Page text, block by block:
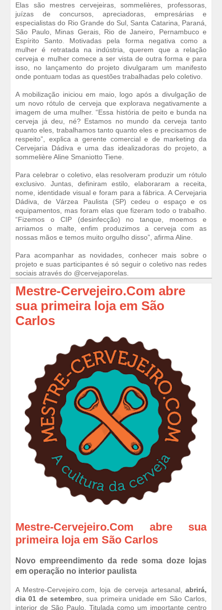
Elas são mestres cervejeiras, sommelières, professoras,
juízas de concursos, apreciadoras, empresárias e
especialistas do Rio Grande do Sul, Santa Catarina, Paraná,
São Paulo, Minas Gerais, Rio de Janeiro, Pernambuco e
Espírito Santo. Motivadas pela forma negativa como a
mulher é retratada na indústria, querem que a relação
cerveja e mulher comece a ser vista de outra forma e para
isso, no lançamento do projeto divulgaram um manifesto
onde pontuam todas as questões trabalhadas pelo coletivo.
A mobilização iniciou em maio, logo após a divulgação de
um novo rótulo de cerveja que explorava negativamente a
imagem de uma mulher. “Essa história de peito e bunda na
cerveja já deu, né? Estamos no mundo da cerveja tanto
quanto eles, trabalhamos tanto quanto eles e precisamos de
respeito”, explica a gerente comercial e de marketing da
Cervejaria Dádiva e uma das idealizadoras do projeto, a
sommelière Aline Smaniotto Tiene.
Para celebrar o coletivo, elas resolveram produzir um rótulo
exclusivo. Juntas, definiram estilo, elaboraram a receita,
nome, identidade visual e foram para a fábrica. A Cervejaria
Dádiva, de Várzea Paulista (SP) cedeu o espaço e os
equipamentos, mas foram elas que fizeram todo o trabalho.
“Fizemos o CIP (desinfecção) no tanque, moemos e
arriamos o malte, enfim produzimos a cerveja com as
nossas mãos e temos muito orgulho disso”, afirma Aline.
Para acompanhar as novidades, conhecer mais sobre o
projeto e suas participantes é só seguir o coletivo nas redes
sociais através do @cervejaporelas.
Mestre-Cervejeiro.Com abre
sua primeira loja em São
Carlos
Mestre-Cervejeiro.Com abre sua
primeira loja em São Carlos
Novo empreendimento da rede soma doze lojas
em operação no interior paulista
A Mestre-Cervejeiro.com, loja de cerveja artesanal, abrirá,
dia 01 de setembro , sua primeira unidade em São Carlos,
interior de São Paulo. Titulada como um importante centro